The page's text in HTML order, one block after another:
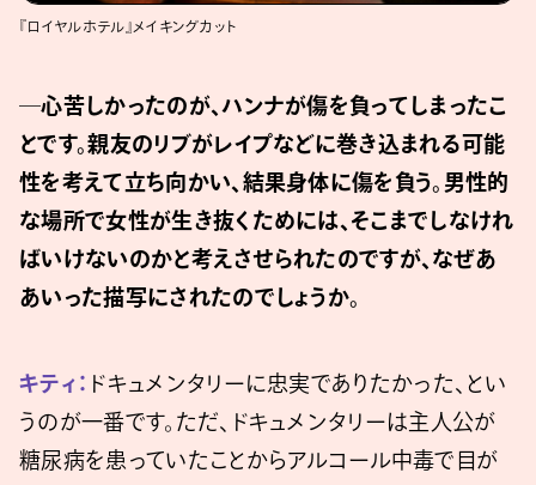
『ロイヤルホテル』メイキングカット
─心苦しかったのが、ハンナが傷を負ってしまったこ
とです。親友のリブがレイプなどに巻き込まれる可能
性を考えて立ち向かい、結果身体に傷を負う。男性的
な場所で女性が生き抜くためには、そこまでしなけれ
ばいけないのかと考えさせられたのですが、なぜあ
あいった描写にされたのでしょうか。
キティ： ドキュメンタリーに忠実でありたかった、とい
うのが一番です。ただ、ドキュメンタリーは主人公が
糖尿病を患っていたことからアルコール中毒で目が